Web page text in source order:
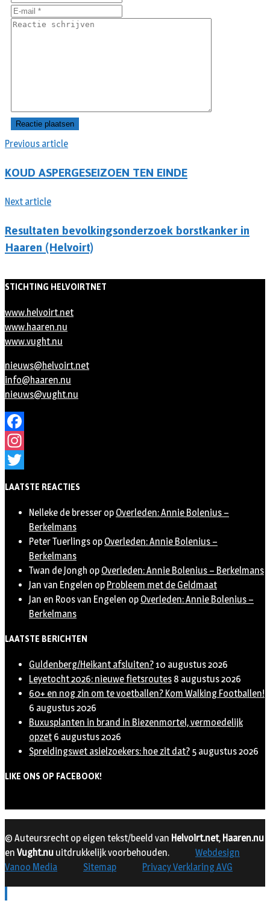
Previous article
KOUD ASPERGESEIZOEN TEN EINDE
Next article
Resultaten bevolkingsonderzoek borstkanker in
Haaren (Helvoirt)
STICHTING HELVOIRTNET
www.helvoirt.net
www.haaren.nu
www.vught.nu
nieuws@helvoirt.net
info@haaren.nu
nieuws@vught.nu
Facebook
Instagram
LAATSTE REACTIES
Nelleke de bresser op Overleden: Annie Bolenius –
Berkelmans
Peter Tuerlings op Overleden: Annie Bolenius –
Berkelmans
Twan de Jongh op Overleden: Annie Bolenius – Berkelmans
Jan van Engelen op Probleem met de Geldmaat
Jan en Roos van Engelen op Overleden: Annie Bolenius –
Berkelmans
LAATSTE BERICHTEN
Guldenberg/Heikant afsluiten?10 augustus 2026
Leyetocht 2026: nieuwe fietsroutes 8 augustus 2026
60+ en nog zin om te voetballen? Kom Walking Footballen!
6 augustus 2026
Buxusplanten in brand in Biezenmortel, vermoedelijk
opzet 6 augustus 2026
Spreidingswet asielzoekers: hoe zit dat? 5 augustus 2026
LIKE ONS OP FACEBOOK!
© Auteursrecht op eigen tekst/beeld van Helvoirt.net, Haaren.nu
en Vught.nu uitdrukkelijk voorbehouden.
Webdesign
Vanoo Media
Sitemap Privacy Verklaring AVG